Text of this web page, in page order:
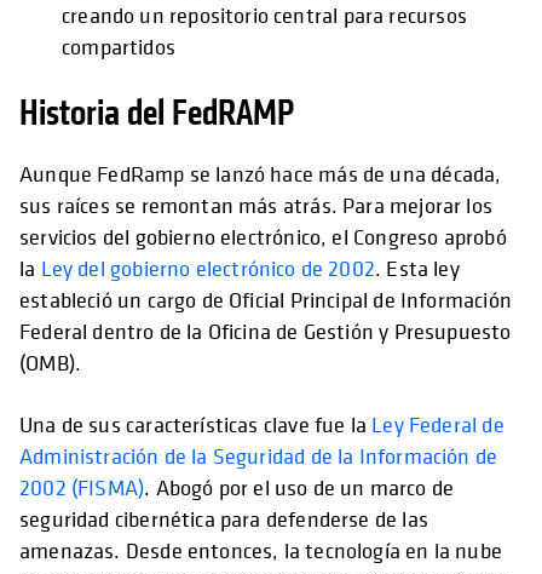
creando un repositorio central para recursos
compartidos
Historia del FedRAMP
Aunque FedRamp se lanzó hace más de una década,
sus raíces se remontan más atrás. Para mejorar los
servicios del gobierno electrónico, el Congreso aprobó
la Ley del gobierno electrónico de 2002. Esta ley
estableció un cargo de Oficial Principal de Información
Federal dentro de la Oficina de Gestión y Presupuesto
(OMB).
Una de sus características clave fue la Ley Federal de
Administración de la Seguridad de la Información de
2002 (FISMA). Abogó por el uso de un marco de
seguridad cibernética para defenderse de las
amenazas. Desde entonces, la tecnología en la nube